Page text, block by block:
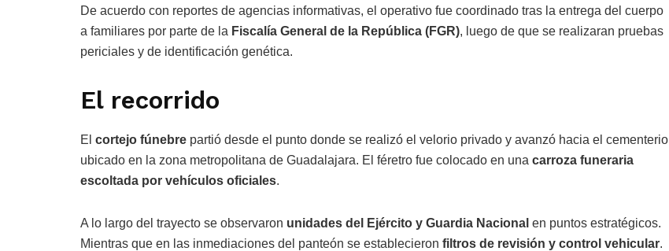
De acuerdo con reportes de agencias informativas, el operativo fue coordinado tras la entrega del cuerpo
a familiares por parte de la Fiscalía General de la República (FGR), luego de que se realizaran pruebas
periciales y de identificación genética.
El recorrido
El cortejo fúnebre partió desde el punto donde se realizó el velorio privado y avanzó hacia el cementerio
ubicado en la zona metropolitana de Guadalajara. El féretro fue colocado en una carroza funeraria
escoltada por vehículos oficiales.
A lo largo del trayecto se observaron unidades del Ejército y Guardia Nacional en puntos estratégicos.
Mientras que en las inmediaciones del panteón se establecieron filtros de revisión y control vehicular.